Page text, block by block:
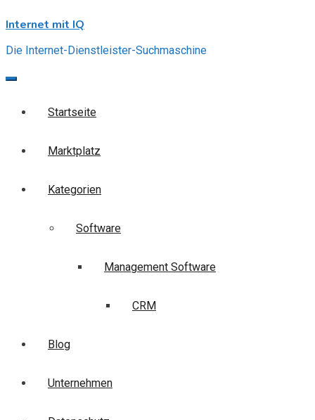
to
Internet mit IQ
Die Internet-Dienstleister-Suchmaschine
Startseite
Marktplatz
Kategorien
Software
Management Software
CRM
Blog
Unternehmen